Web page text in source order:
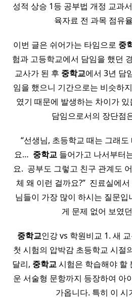
성적 상승 1등 공부법 개정 교과
육자료 전 과목 점유
이번 글은 쉬어가는 타임으로 중
험과 고등학교에서 담임을 했던
교사가 된 후 중학교에서 3년 담
임을 했으니 기간으로는 비슷하
였기 때문에 발생하는 차이가
담임으로서의 장단점
“선생님, 초등학교 때는 그래
요… ​ 중학교들어가고 나서부터
요. ​ 공부도 그렇고 친구 관계도
체 왜 이런 걸까요?” ​ 진료실에
님들이 가장 많이 하시는 질문입
게 문제 없어 보였
중학교인강 vs 학원비교 1. 새
첫 시험의 압박감 초등학교 시절
달리, 중학교시험은 학습해야 할
운 서술형 문항까지 등장하여 아
가옵니다. 특히 이 시